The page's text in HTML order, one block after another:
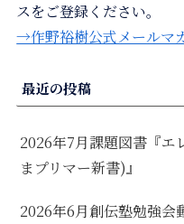
スをご登録ください。
→作野裕樹公式メールマ
最近の投稿
2026年7月課題図書『エ
まプリマー新書)』
2026年6月創伝塾勉強